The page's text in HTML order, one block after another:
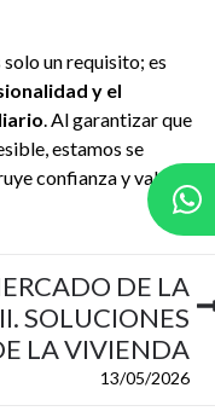
un requisito; es
y el
. Al garantizar que
estamos se
confianza y valor a
DE LA
SOLUCIONES
LA VIVIENDA
13/05/2026